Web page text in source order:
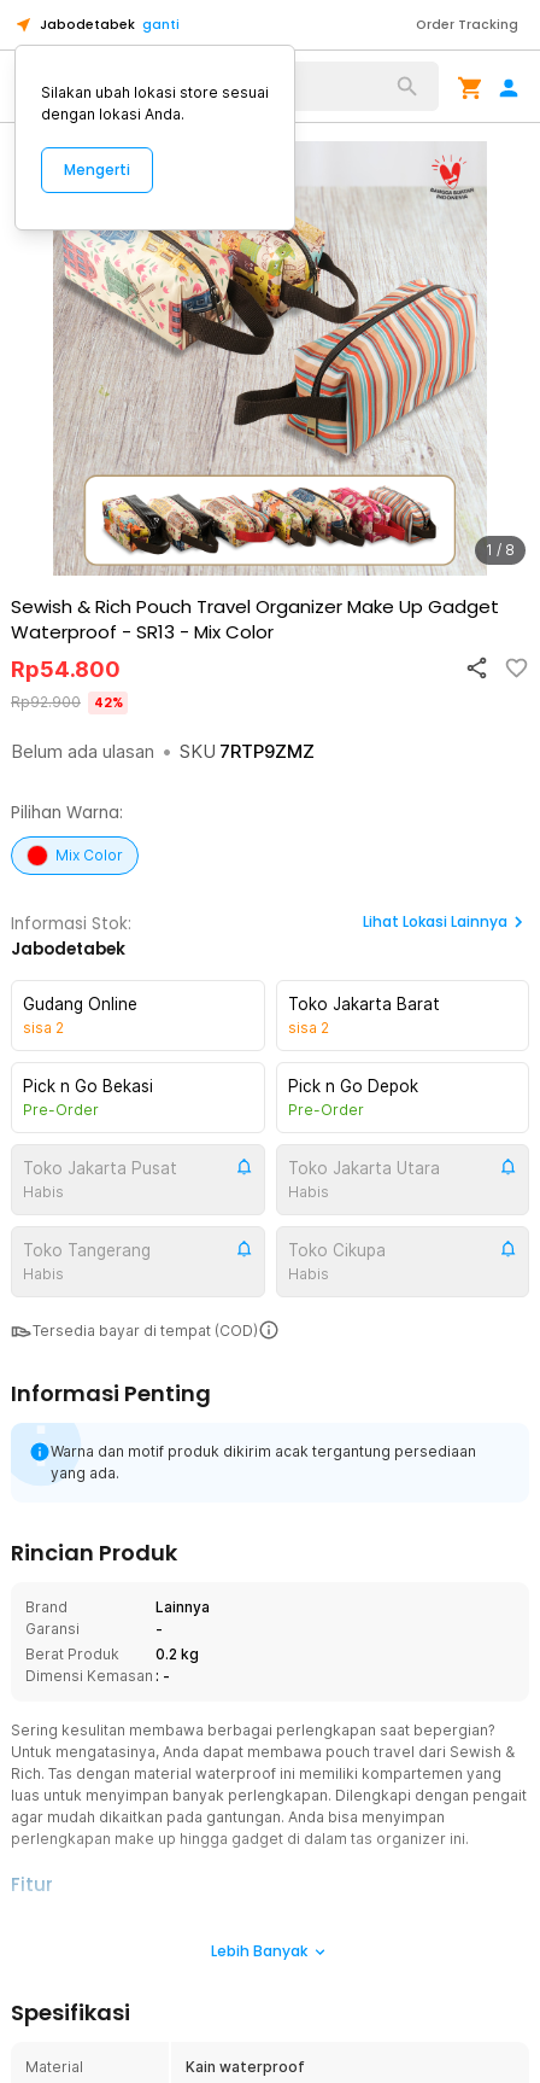
Jabodetabek ganti Order Tracking
Alat Kopi
1 / 8
Sewish & Rich Pouch Travel Organizer Make Up Gadget
Waterproof - SR13 - Mix Color
Belum ada ulasan • SKU 7RTP9ZMZ
Rp54.800
Rp92.900 42%
Pilihan Warna:
Mix Color
Informasi Stok:
Jabodetabek
Lihat Lokasi Lainnya
Gudang Online
sisa 2
Toko Jakarta Barat
sisa 2
Pick n Go Bekasi
Pre-Order
Pick n Go Depok
Pre-Order
Toko Jakarta Pusat
Habis
Toko Jakarta Utara
Habis
Toko Tangerang
Habis
Toko Cikupa
Habis
Tersedia bayar di tempat (COD)
Informasi Penting
Warna dan motif produk dikirim acak tergantung persediaan
yang ada.
Rincian Produk
Brand
Lainnya
Garansi
-
Berat Produk
0.2 kg
Dimensi Kemasan : -
Sering kesulitan membawa berbagai perlengkapan saat bepergian?
Untuk mengatasinya, Anda dapat membawa pouch travel dari Sewish &
Rich. Tas dengan material waterproof ini memiliki kompartemen yang
luas untuk menyimpan banyak perlengkapan. Dilengkapi dengan pengait
agar mudah dikaitkan pada gantungan. Anda bisa menyimpan
perlengkapan make up hingga gadget di dalam tas organizer ini.
Fitur
Pouch travel dibekali kompartemen utama yang cukup untuk
pouch make up ataupun toiletry bag.
Saat pergi ke tempat tertentu, terkadang Anda kebingungan
Lebih Banyak
Spesifikasi
Material Kain waterproof
Silakan ubah lokasi store sesuai
dengan lokasi Anda.
Mengerti